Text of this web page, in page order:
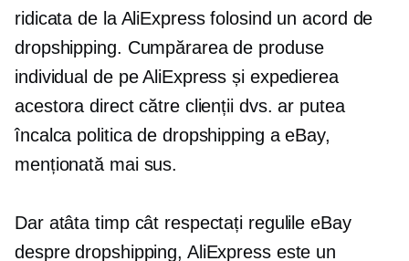
ridicata de la AliExpress folosind un acord de
dropshipping. Cumpărarea de produse
individual de pe AliExpress și expedierea
acestora direct către clienții dvs. ar putea
încalca politica de dropshipping a eBay,
menționată mai sus.
Dar atâta timp cât respectați regulile eBay
despre dropshipping, AliExpress este un